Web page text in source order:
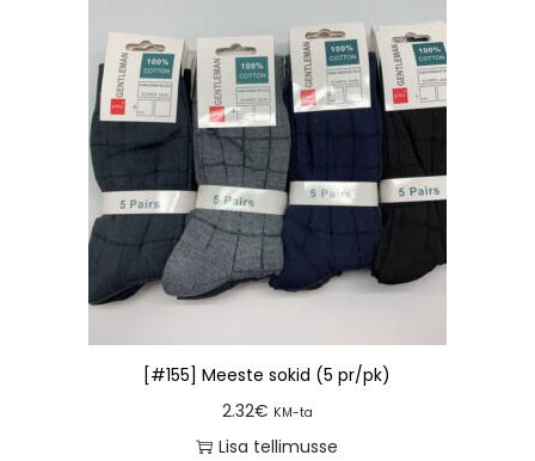
[#155] Meeste sokid (5 pr/pk)
2.32€ KM-ta
Lisa tellimusse